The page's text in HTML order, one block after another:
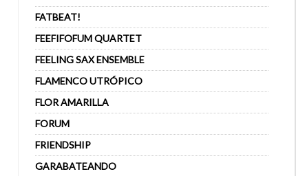
FATBEAT!
FEEFIFOFUM QUARTET
FEELING SAX ENSEMBLE
FLAMENCO UTRÓPICO
FLOR AMARILLA
FORUM
FRIENDSHIP
GARABATEANDO